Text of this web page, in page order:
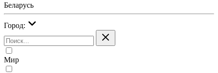
Беларусь
Город:
Мир